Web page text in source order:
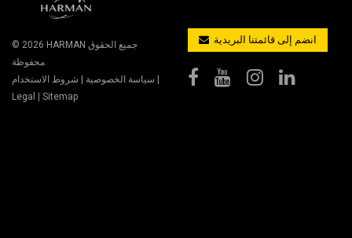
© 2026 HARMAN
محفوظة.
سياسة الخصوصية
شروط الاستخدام
Legal
Sitemap
انضم إلى قائمتنا البريدية